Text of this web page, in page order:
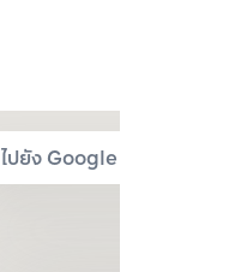
ไปยัง Google Map